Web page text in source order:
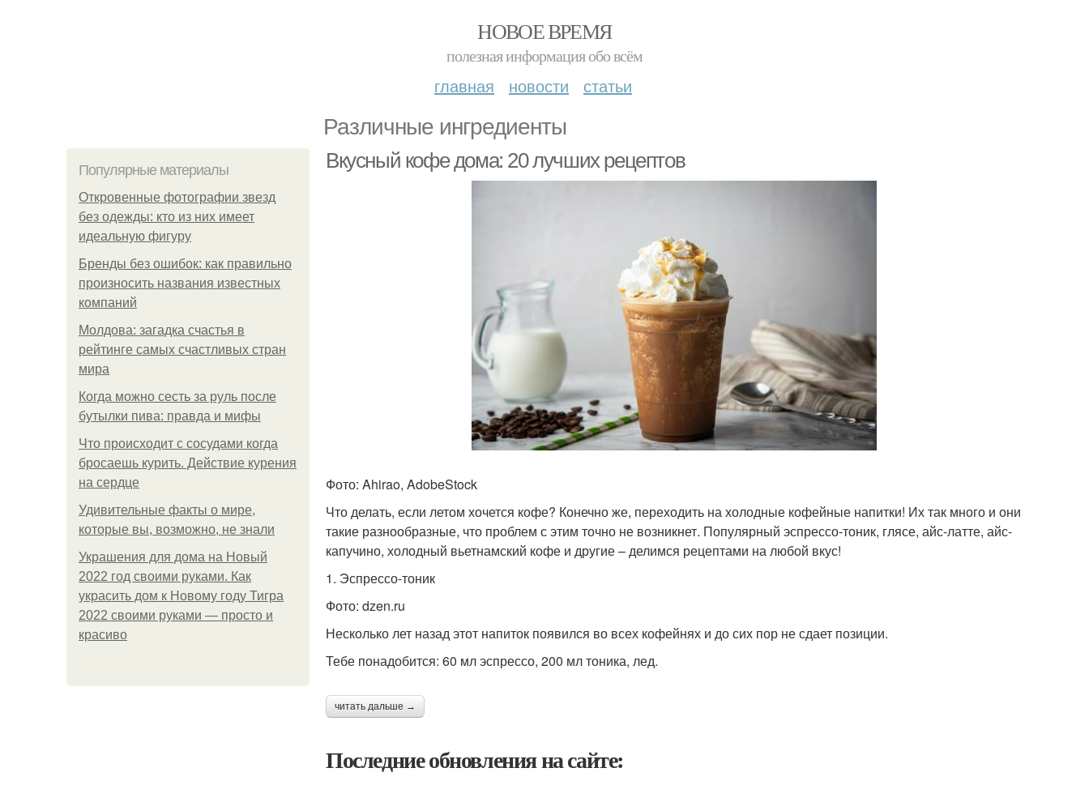
НОВОЕ ВРЕМЯ
полезная информация обо всём
главная новости статьи
Различные ингредиенты
Популярные материалы
Откровенные фотографии звезд
без одежды: кто из них имеет
идеальную фигуру
Бренды без ошибок: как правильно
произносить названия известных
компаний
Молдова: загадка счастья в
рейтинге самых счастливых стран
мира
Когда можно сесть за руль после
бутылки пива: правда и мифы
Что происходит с сосудами когда
бросаешь курить. Действие курения
на сердце
Удивительные факты о мире,
которые вы, возможно, не знали
Украшения для дома на Новый
2022 год своими руками. Как
украсить дом к Новому году Тигра
2022 своими руками — просто и
красиво
Вкусный кофе дома: 20 лучших рецептов
Фото: Ahirao, AdobeStock
Что делать, если летом хочется кофе? Конечно же, переходить на холодные кофейные напитки! Их так много и они
такие разнообразные, что проблем с этим точно не возникнет. Популярный эспрессо-тоник, глясе, айс-латте, айс-
капучино, холодный вьетнамский кофе и другие – делимся рецептами на любой вкус!
1. Эспрессо-тоник
Фото: dzen.ru
Несколько лет назад этот напиток появился во всех кофейнях и до сих пор не сдает позиции.
Тебе понадобится: 60 мл эспрессо, 200 мл тоника, лед.
читать дальше →
Последние обновления на сайте: